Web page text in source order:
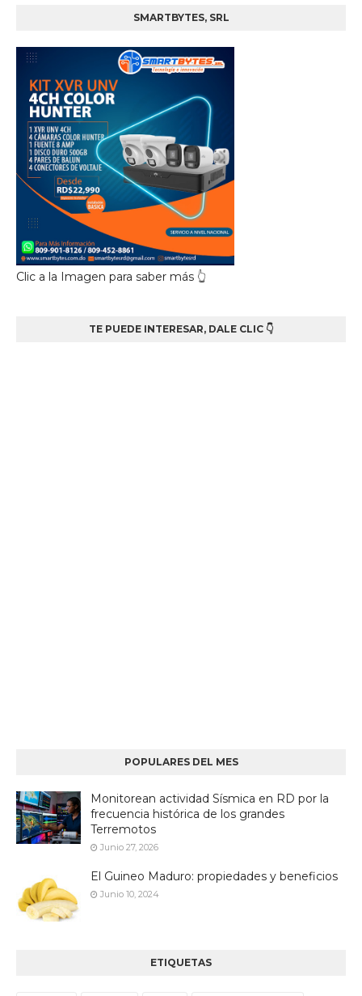
SMARTBYTES, SRL
Clic a la Imagen para saber más 👆
TE PUEDE INTERESAR, DALE CLIC 👇
POPULARES DEL MES
Monitorean actividad Sísmica en RD por la
frecuencia histórica de los grandes
Terremotos
Junio 27, 2026
El Guineo Maduro: propiedades y beneficios
Junio 10, 2024
ETIQUETAS